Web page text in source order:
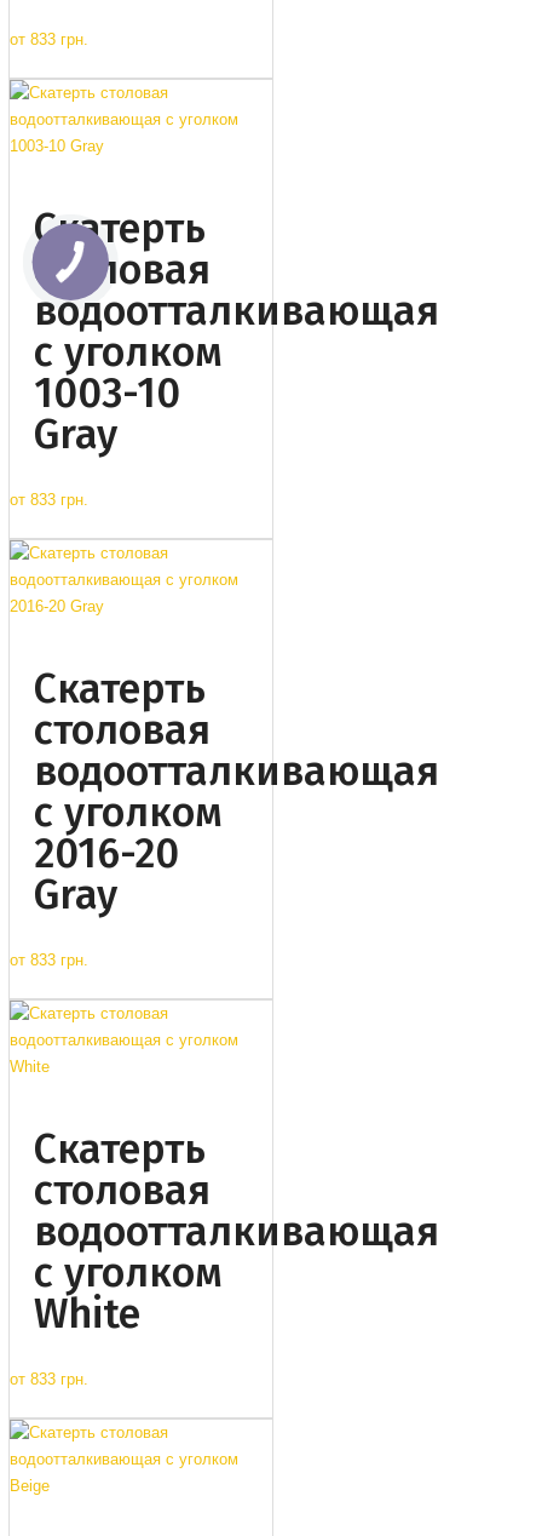
от 833 грн.
Cкатерть
столовая
водоотталкивающая
с уголком
1003-10
Gray
от 833 грн.
Cкатерть
столовая
водоотталкивающая
с уголком
2016-20
Gray
от 833 грн.
Cкатерть
столовая
водоотталкивающая
с уголком
White
от 833 грн.